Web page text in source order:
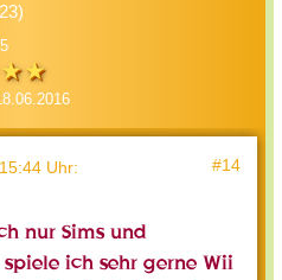
Uhr: #14
nur Sims und
ich sehr gerne Wii